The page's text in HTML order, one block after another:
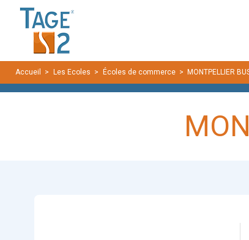
Accueil Les Ecoles Écoles de commerce MONTPELLIER
Panneau de gestion des cookies